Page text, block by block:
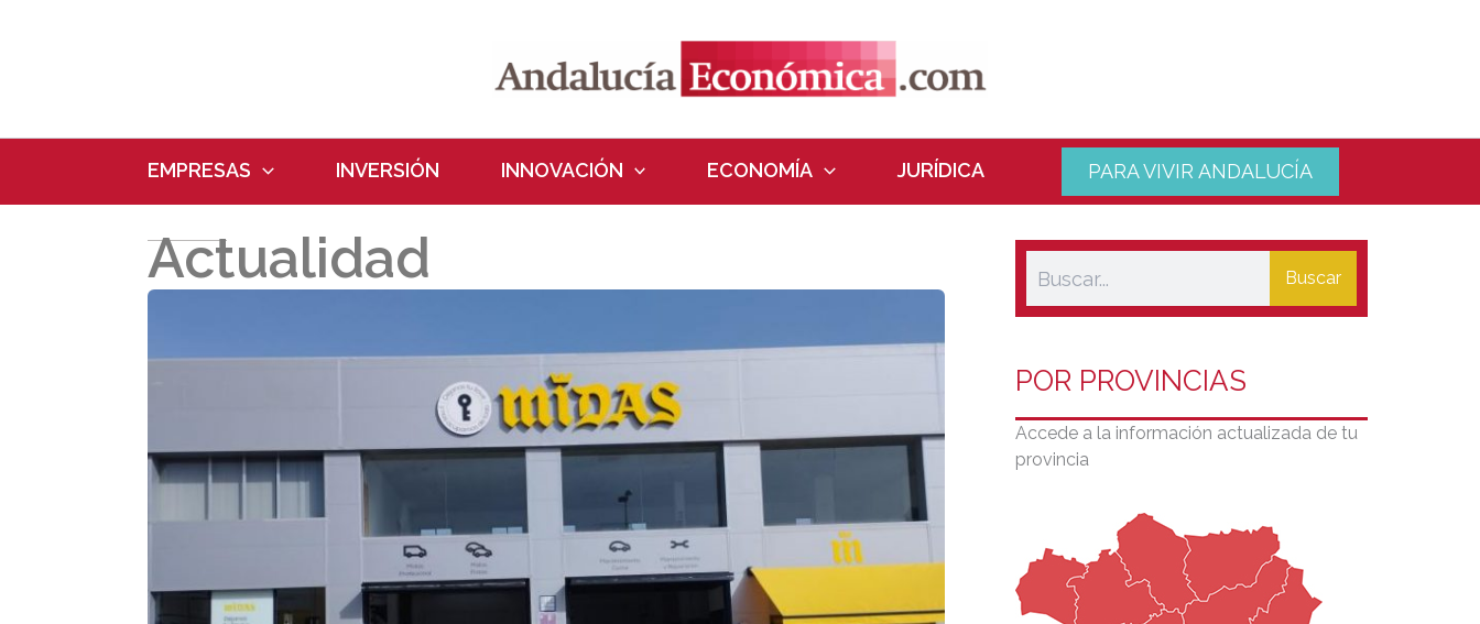
EMPRESAS INVERSIÓN INNOVACIÓN ECONOMÍA JURÍDICA PARA VIVIR ANDALUCÍA
Actualidad Buscar
POR PROVINCIAS
Accede a la información actualizada de tu
provincia